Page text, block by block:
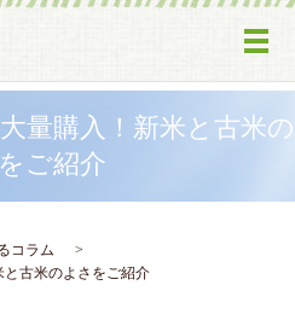
メ
量購入！新米と古米の
ご紹介
コラム
古米のよさをご紹介